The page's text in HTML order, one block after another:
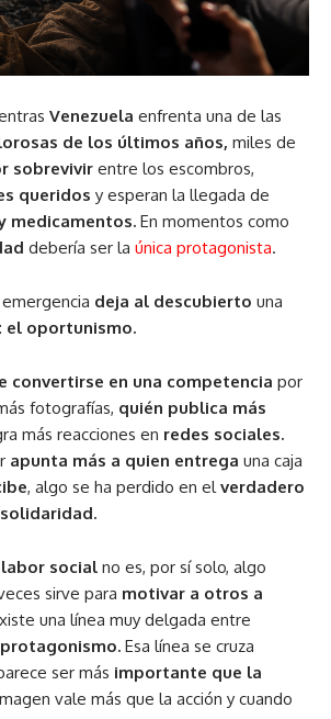
Venezuela enfrenta una de las
de los últimos años, miles de
sobrevivir entre los escombros,
queridos y esperan la llegada de
medicamentos. En momentos como
debería ser la única protagonista.
deja al descubierto una
el oportunismo.
convertirse en una competencia por
fotografías, quién publica más
más reacciones en redes sociales.
apunta más a quien entrega una caja
, algo se ha perdido en el verdadero
social no es, por sí solo, algo
sirve para motivar a otros a
una línea muy delgada entre
Esa línea se cruza
ser más importante que la
vale más que la acción y cuando